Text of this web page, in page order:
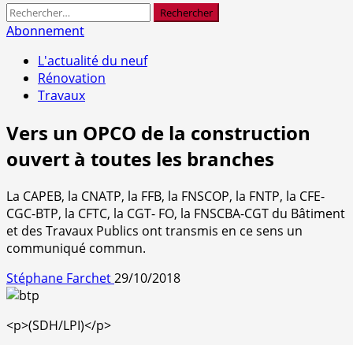
Rechercher :
Abonnement
L'actualité du neuf
Rénovation
Travaux
Vers un OPCO de la construction
ouvert à toutes les branches
La CAPEB, la CNATP, la FFB, la FNSCOP, la FNTP, la CFE-
CGC-BTP, la CFTC, la CGT- FO, la FNSCBA-CGT du Bâtiment
et des Travaux Publics ont transmis en ce sens un
communiqué commun.
Stéphane Farchet29/10/2018
<p>(SDH/LPI)</p>